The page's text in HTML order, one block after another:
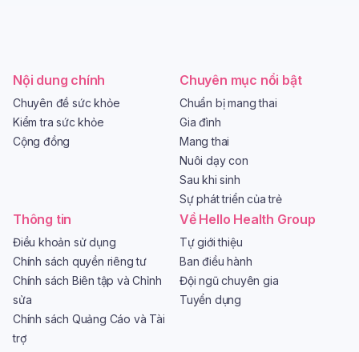
Nội dung chính
Chuyên đề sức khỏe
Kiểm tra sức khỏe
Cộng đồng
Chuyên mục nổi bật
Chuẩn bị mang thai
Gia đình
Mang thai
Nuôi dạy con
Sau khi sinh
Sự phát triển của trẻ
Thông tin
Điều khoản sử dụng
Chính sách quyền riêng tư
Chính sách Biên tập và Chỉnh
sửa
Chính sách Quảng Cáo và Tài
trợ
Về Hello Health Group
Tự giới thiệu
Ban điều hành
Đội ngũ chuyên gia
Tuyển dụng